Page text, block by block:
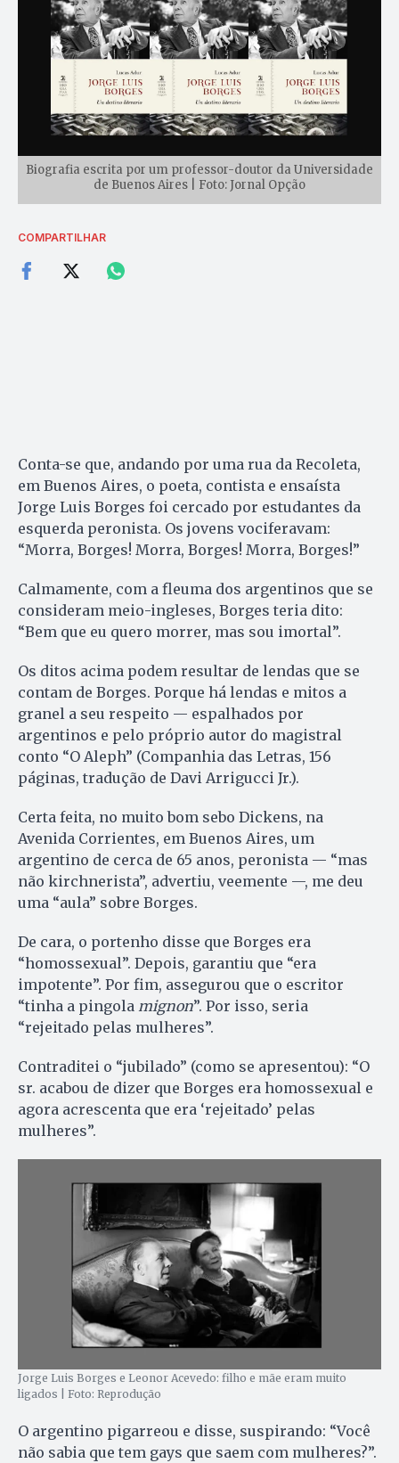
Biografia escrita por um professor-doutor da Universidade
de Buenos Aires | Foto: Jornal Opção
COMPARTILHAR
Conta-se que, andando por uma rua da Recoleta,
em Buenos Aires, o poeta, contista e ensaísta
Jorge Luis Borges foi cercado por estudantes da
esquerda peronista. Os jovens vociferavam:
“Morra, Borges! Morra, Borges! Morra, Borges!”
Calmamente, com a fleuma dos argentinos que se
consideram meio-ingleses, Borges teria dito:
“Bem que eu quero morrer, mas sou imortal”.
Os ditos acima podem resultar de lendas que se
contam de Borges. Porque há lendas e mitos a
granel a seu respeito — espalhados por
argentinos e pelo próprio autor do magistral
conto “O Aleph” (Companhia das Letras, 156
páginas, tradução de Davi Arrigucci Jr.).
Certa feita, no muito bom sebo Dickens, na
Avenida Corrientes, em Buenos Aires, um
argentino de cerca de 65 anos, peronista — “mas
não kirchnerista”, advertiu, veemente —, me deu
uma “aula” sobre Borges.
De cara, o portenho disse que Borges era
“homossexual”. Depois, garantiu que “era
impotente”. Por fim, assegurou que o escritor
“tinha a pingola mignon”. Por isso, seria
“rejeitado pelas mulheres”.
Contraditei o “jubilado” (como se apresentou): “O
sr. acabou de dizer que Borges era homossexual e
agora acrescenta que era ‘rejeitado’ pelas
mulheres”.
Jorge Luis Borges e Leonor Acevedo: filho e mãe eram muito
ligados | Foto: Reprodução
O argentino pigarreou e disse, suspirando: “Você
não sabia que tem gays que saem com mulheres?”.